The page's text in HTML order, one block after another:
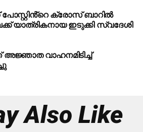
പോസ്റ്റിൻ്റെ ക്രോസ് ബാറില്‍
യാത്രികനായ ഇടുക്കി സ്വദേശി
വാഹനമിടിച്ച്
Also Like